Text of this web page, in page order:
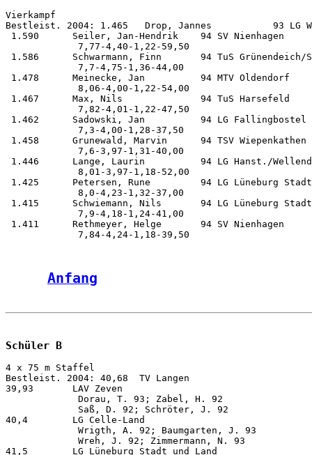
Vierkampf
Bestleist. 2004: 1.465   Drop, Jannes           93 LG
1.590      Seiler, Jan-Hendrik    94 SV Nienhagen
             7,77-4,40-1,22-59,50
1.586      Schwarmann, Finn       94 TuS
             7,7-4,75-1,36-44,00
1.478      Meinecke, Jan          94 MTV Oldendorf
             8,06-4,00-1,22-54,00
1.467      Max, Nils              94 TuS Harsefeld
             7,82-4,01-1,22-47,50
1.462      Sadowski, Jan          94 LG Fallingbostel
             7,3-4,00-1,28-37,50
1.458      Grunewald, Marvin      94 TSV
             7,6-3,97-1,31-40,00
1.446      Lange, Laurin          94 LG Hanst./
             8,01-3,97-1,18-52,00
1.425      Petersen, Rune         94 LG Lüneburg
             8,0-4,23-1,32-37,00
1.415      Schwiemann, Nils       94 LG Lüneburg
             7,9-4,18-1,24-41,00
1.411      Rethmeyer, Helge       94 SV Nienhagen
Anfang
Schüler B
4 x 75 m Staffel    
Bestleist. 2004: 40,68  TV Langen
39,93       LAV Zeven                                                    Hamburg 24.09.
             Dorau, T. 93; Zabel, H. 92                                                  
             Saß, D. 92; Schröter, J. 92
40,4        LG Celle-Land                                         Schneverdingen 11.09.
             Wrigth, A. 92; Baumgarten, J. 93                                            
             Wreh, J. 92; Zimmermann, N. 93
41,5        LG Lüneburg Stadt und Land                                  Bleckede 02.07.
             Sieder, W. 92; Trenker, T. 92                                               
             Münzenberg, J. 92; Meyer, T. 92
41,5        TV Jahn Schneverdingen I                              Schneverdingen 11.09.
             Klose, M. 92; Gelhoff, M. 92                                                
             Kröger, T. 92; Wahlers, J. 93
42,24       LG Kreis Verden                                               Verden 10.09.
             Conrad, T. 92; Meyer, W. 93                                                 
             Müller, M. 93; Dippe, F. 93
43,75       TV Langen                                                     Wehdel 25.09.
             Wagner, J. 92; Dibke, S. 93                                                 
             Harms, S. 92; Körner, D. 92
44,22       SV Sporting Lüchow                                      Braunschweig 18.09.
             Frenzel, T. 94; Oswald, F. 92                                               
             Frank, L. 93; Schulz, M. 93
44,42       SG Osterholzer LA                                             Wehdel 25.09.
             Reinery, J. 92; Kaspar, S. 93                                               
             Tröger, S. 93; Beckmann, M. 92
44,4        VfL Stade                                                      Stade 05.07.
             Falk, J. 92; Bünting, P. 92                                                 
             Schewe, K. 93; Scholz, F. 93
44,66       TuS Alfstedt                                                   Oerel 10.07.
             Müller, M. 92; Brandt, M. 92                                                
             Frey, N. 93; Lührs, J. 92

3 x 1000 m Staffel  
Bestleist. 2004:  9:21,06 LG HanstedtII/Wellend./Wriedel
 9:56,50    TV Jahn Schneverdingen                                        Verden 10.09.
             Loeper, J. 93; Sander, S. 92                                                
             Klose, M. 92
10:19,82    LAV Zeven                                                Gnarrenburg 01.05.
             Zabel, H. 92; Schröter, J. 92                                               
             Harms, O. 92
10:30,08    LG Celle-Land                                                 Verden 10.09.
             Wreh, J. 92; Baumgarten, J. 93                                              
             Zimmermann, N. 93
10:44,1     LG Lüneburg Stadt und Land I                             Scharnebeck 17.06.
             Trenker, T. 92; Nickel, F. 92                                               
             Münzenberg, J. 92
11:09,3     SG Osterholzer LA I                                      Schwanewede 20.05.
             Schwarzat, T. 92; Dobers, M. 92                                             
             Kaspar, S. 93
11:24,8     LG Lüneburg Stadt und Land II                            Scharnebeck 17.06.
             Mc Murtry, A. 92; Dröge, D. 92                                              
             Wagener, P. 93
11:52,9     LG Lüneburg Stadt und Land III                           Scharnebeck 17.06.
             Detloff, B. 93; Lindemann, L. 93                                            
             Holst, T. 93
11:54,8     TuS Soltendieck                                           Suhlendorf 20.05.
             Müller, E. 92; Kopp, D. 92                                                  
             Schucht, M. 93
12:08,9     MTV Barum                                                 Suhlendorf 20.05.
             Schulz, M. 93; Horre, J. 92                                                 
             Schwichtenberg, K. 93
12:18,9     LG Wesermünde                                               Loxstedt 12.07.
             Drop, J. 93; Alsguth, M. 93                                                 
             Ortmann, A. 93

Dreikampf Mannschaft
Bestleist. 2004: 5.926   LG Fallingbostel
 6.107      LAV Zeven I                                              Gnarrenburg 01.05.
             Zabel, H. 92 -1.423; Dorau, T. 93 -1.218                                    
             Saß, D. 92 -1.201; Harms, O. 92 -1.137                                      
             Schröter, J. 92 -1.128
 5.631      LG Fallingbostel                                             Bomlitz 10.06.
             Conrad, P. 92 -1.266; Fester, Y. 92 -1.197                                  
             Von Schulz, L. 93 -1.134; Kirck, O. 93 -1.098                               
             Berkenheide, M. 93 -936
 5.382      TV Jahn Schneverdingen I                                      Soltau 09.05.
             Noethen, F. 92 -1.117; Klose, M. 92 -1.116                                  
             Wahler, J. 93 -1.097; Loeper, H. 93 -1.054                                  
             Loeper, J. 93 -998
 5.296      SG Osterholzer LA                                     Osterholz-Sch. 01.07.
             Beckmann, M. 92 -1.135; Rugen, C. 92 -1.088                                 
             Kaspar, S. 93 -1.047; Kniefs, D. 93 -1.014                                  
             Tröger, S. 93 -1.012
 5.290      LG Kreis Verden I                                             Verden 04.05.
             Gummar, A. 92 -1.103; Poolke, K. 92 -1.074                                  
             Cegiolka, M. 92 -1.055; Dippe, F. 93 -1.048                                 
             Conrad, T. 92 -1.010
 5.247      LAZ Celle                                                 Lachendorf 11.06.
             Schrader, M. 93 -1.221; Lennartz, P. 93 -1.043                              
             Steppan, D. 93 -1.024; Horn, J. 92 -992                                     
             Schaper, S. 93 -967
 5.247      LG Celle-Land                                             Lachendorf 11.06.
             Zimmermann, N. 93 -1.292; Wreh, J. 92 -1.218                                
             Baumgarten, J. 93 -984; Dinkela, D. 93 -929                                 
             Harnack, F. 93 -824
 5.110      MTV Soltau I                                                  Soltau 09.05.
             Ludwig, M. 93 -1.083; Janke, M. 93 -1.055                                   
             Schlicht, J. 93 -1.036; Moege, P. 93 -987                                   
             Reuter, J. 92 -949
 5.043      SV Nienhagen                                              Lachendorf 11.06.
             Kuhn, T. 92 -1.126; Fischer, T. 92 -1.068                                   
             Goedejohann, J. 93 -1.006; Stoletzki, R. 93 -928                            
             Moser, A. 92 -915
 4.911      SV Sporting Lüchow                                            Lüchow 02.07.
             Oswald, F. 92 -1.240; Frank, L. 93 -1.095                                   
             Schulz, M. 93 -1.021; Schulz, J. 93 -798                                    
             Gansebohm, M. 93 -757

Vierkampf Mannschaft
Bestleist. 2004: 7.689   LG Fallingbostel
 7.980      LAV Zeven                                                      Oerel 10.07.
             Dorau, T. 93 -1.490; Zabel, H. 92 -1.834                                    
             Harms, O. 92 -1.586; Saß, D. 92 -1.633                                      
             Schröter, J. 92 -1.437
 7.192      SG Osterholzer LA                                     Osterholz-Sch. 01.07.
             Beckmann, M. 92 -1.562; Rugen, C. 92 -1.472                                 
             Kniefs, D. 93 -1.420; Tröger, S. 93 -1.396                                  
             Kaspar, S. 93 -1.342
 7.134      TV Jahn Schneverdingen                                   Winsen/Luhe 03.09.
             Gelhoff, M. 92 -1.681; Klose, M. 92 -1.514                                  
             Noethen, F. 92 -1.408; Bosselmann, L. 93 -1.290                             
             Sander, S. 92 -1.241
 7.017      LAZ Celle                                                 Lachendorf 11.06.
             Schrader, M. 93 -1.616; Lennartz, P. 93 -1.481                              
             Steppan, D. 93 -1.419; Horn, J. 92 -1.251                                   
             Schaper, S. 93 -1.250
 6.833      LG Celle-Land                                             Lachendorf 11.06.
             Zimmermann, N. 93 -1.687; Wreh, J. 92 -1.656                                
             Baumgarten, J. 93 -1.219; Dinkela, D. 93 -1.212                             
             Harnack, F. 93 -1.059
 6.433      LG Kreis Verden                                               Verden 04.05.
             Gummar, A. 92 -1.454; Cegiolka, M. 92 -1.406                                
             Dippe, F. 93 -1.399; Müller, M. 93 -1.141                                   
             Hennecke, R. 92 -1.033
 6.385      SV Nienhagen                                              Lachendorf 11.06.
             Kuhn, T. 92 -1.409; Fischer, T. 92 -1.351                                   
             Goedejohann, J. 93 -1.312; Stoletzki, R. 93 -1.163                          
             Moser, A. 92 -1.150
 6.060      LG Nordheide                                             Winsen/Luhe 11.06.
             Faust, T. 93 -1.344; Krafft, M. 92 -1.287                                   
             Stelter, S. 93 -1.219; Buchtmann, A. 93 -1.135                              
             Nachtigall, F. 93 -1.075

Blockwettk. Mannschaft
Bestl